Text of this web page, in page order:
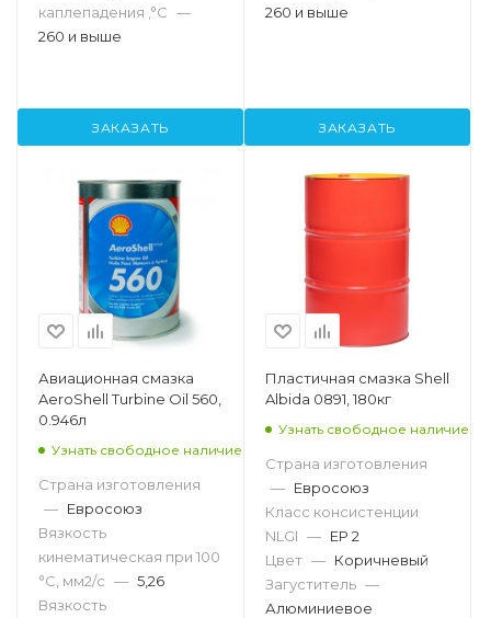
каплепадения ,°C —
260 и выше
ЗАКАЗАТЬ
260 и выше
ЗАКАЗАТЬ
Авиационная смазка
AeroShell Turbine Oil 560,
0.946л
Узнать свободное наличие
Страна изготовления
— Евросоюз
Вязкость
кинематическая при 100
°С, мм2/с — 5,26
Вязкость
Пластичная смазка Shell
Albida 0891, 180кг
Узнать свободное наличие
Страна изготовления
— Евросоюз
Класс консистенции
NLGI — EP 2
Цвет — Коричневый
Загуститель —
Алюминиевое